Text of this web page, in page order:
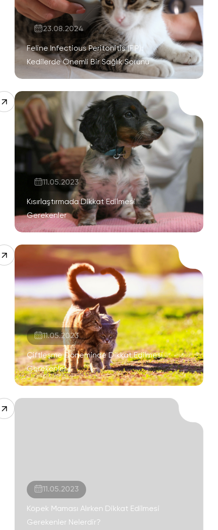
23.08.2024
Feline Infectious Peritonitis (FIP):
Kedilerde Önemli Bir Sağlık Sorunu
11.05.2023
Kısırlaştırmada Dikkat Edilmesi
Gerekenler
11.05.2023
Çiftleşme Döneminde Dikkat Edilmesi
Gerekenler
11.05.2023
Köpek Maması Alırken Dikkat Edilmesi
Gerekenler Nelerdir?